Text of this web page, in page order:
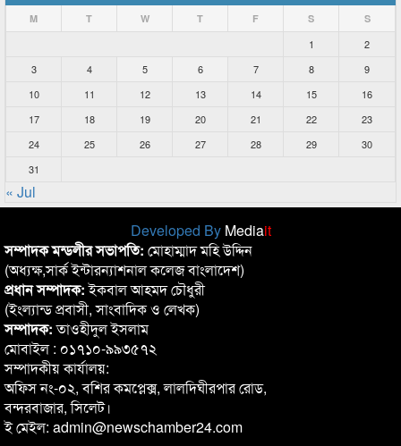
M T W T F S S
1
2
3
4 5 6 7 8
9
10
11 12 13 14 15
16
17
18 19 20 21 22
23
24
25 26 27 28 29
30
31
« Jul
Developed By Mediait
সম্পাদক মন্ডলীর সভাপতি: মোহাম্মাদ মহি উদ্দিন
(অধ্যক্ষ,সার্ক ইন্টারন্যাশনাল কলেজ বাংলাদেশ)
প্রধান সম্পাদক:ইকবাল আহমদ চৌধুরী
(ইংল্যান্ড প্রবাসী, সাংবাদিক ও লেখক)
সম্পাদক:তাওহীদুল ইসলাম
মোবাইল : ০১৭১০-৯৯৩৫৭২
সম্পাদকীয় কার্যালয়:
অফিস নং-০২, বশির কমপ্লেক্স, লালদিঘীরপার রোড,
বন্দরবাজার, সিলেট।
ই মেইল: admin@newschamber24.com